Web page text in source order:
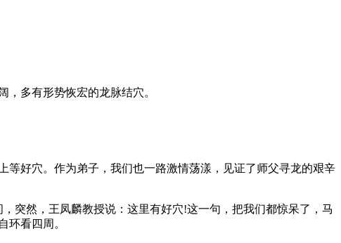
多有形势恢宏的龙脉结穴。
好穴。作为弟子，我们也一路激情荡漾，见证了师父寻龙的艰辛
突然，王凤麟教授说：这里有好穴!这一句，把我们都惊呆了，马
环看四周。